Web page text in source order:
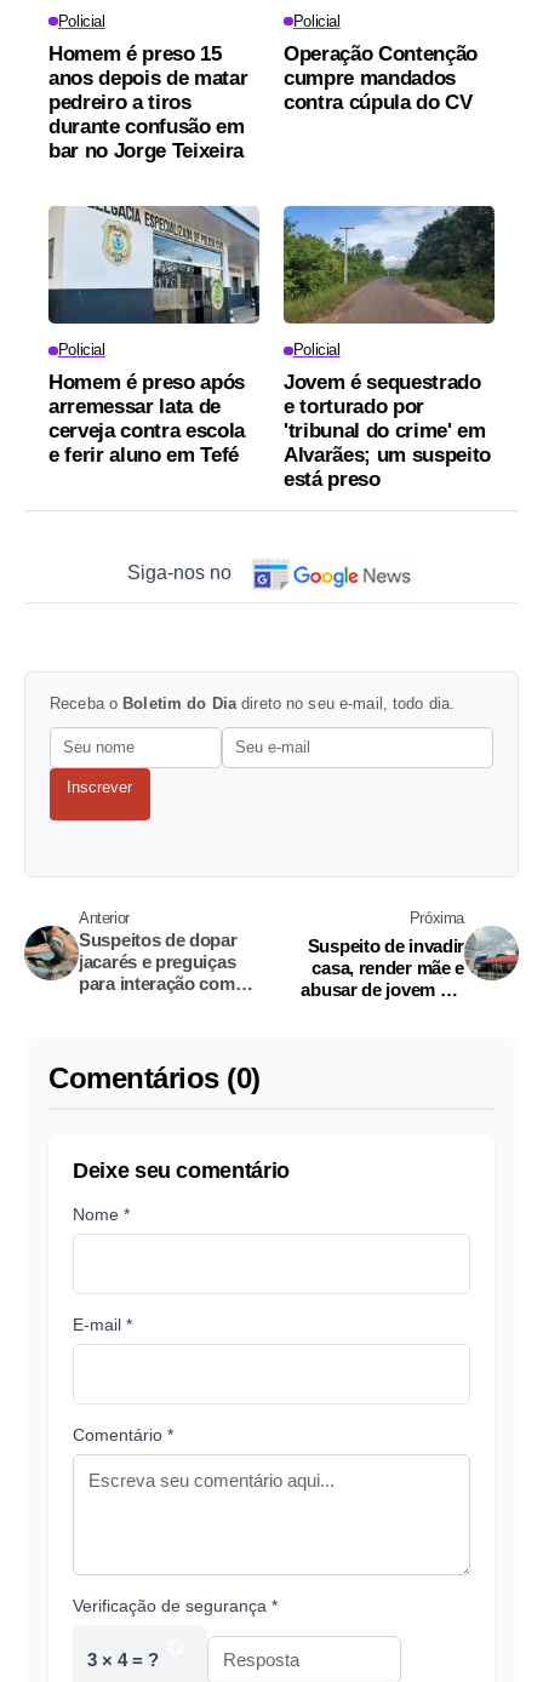
Policial
Homem é preso 15
anos depois de matar
pedreiro a tiros
durante confusão em
bar no Jorge Teixeira
Policial
Operação Contenção
cumpre mandados
contra cúpula do CV
Policial
Homem é preso após
arremessar lata de
cerveja contra escola
e ferir aluno em Tefé
Policial
Jovem é sequestrado
e torturado por
'tribunal do crime' em
Alvarães; um suspeito
está preso
Siga-nos no
Receba o Boletim do Diadireto no seu e-mail, todo dia.
Inscrever
Anterior
Suspeitos de dopar
jacarés e preguiças
para interação com
Próxima
Suspeito de invadir
casa, render mãe e
abusar de jovem em
Comentários (0)
Deixe seu comentário
Nome *
E-mail *
Comentário *
Verificação de segurança *
3 × 4 = ?